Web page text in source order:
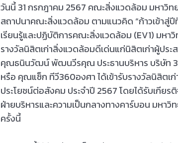
วันนี้ 31 กรกฎาคม 2567 คณะสิ่งแวดล้อม มหาวิท
สถาปนาคณะสิ่งแวดล้อม ตามแนวคิด “ก้าวเข้าสู่
เรียนรู้และปฏิบัติการคณะสิ่งแวดล้อม (EV1) มหา
รางวัลนิสิตเก่าสิ่งแวดล้อมดีเด่นแก่นิสิตเก่าผู้ประ
คุณธนินวัฒน์ พัฒนวีรคุณ ประธานบริหาร บริษัท
หรือ คุณแซ็ก ทีวี360องศา ได้เข้ารับรางวัลนิสิตเ
ประโยชน์ต่อสังคม ประจำปี 2567 โดยได้รับเกีย
ฝ่ายบริหารและความเป็นกลางทางคาร์บอน มหา
ครั้งนี้